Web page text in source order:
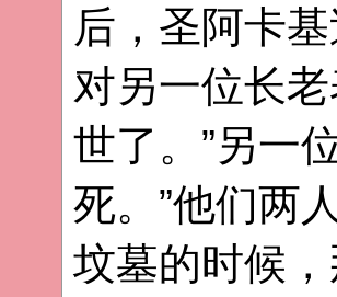
后，圣阿卡
对另一位长
世了。”另一
死。”他们两
坟墓的时候